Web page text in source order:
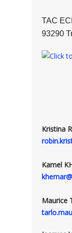
TAC
93290
Kristina
Kamel
Maurice